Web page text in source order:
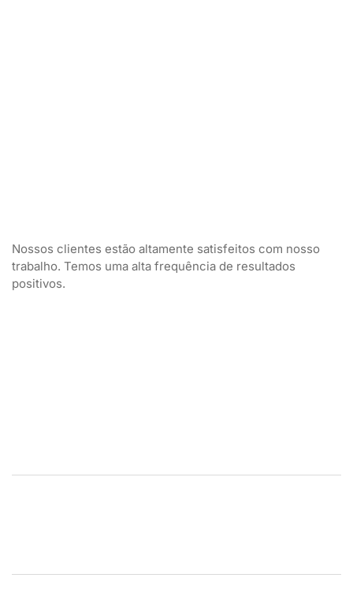
Nossos clientes estão altamente satisfeitos com nosso
trabalho. Temos uma alta frequência de resultados
positivos.